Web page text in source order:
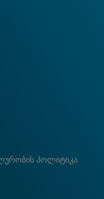
პოლიტიკა